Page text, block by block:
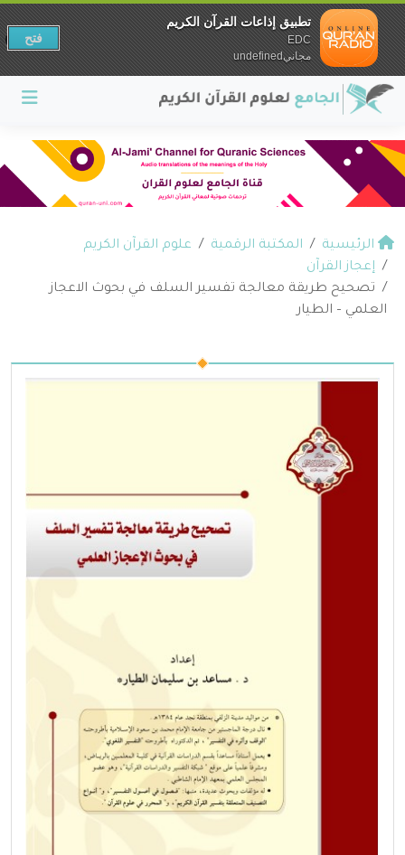
الرئيسية المكتبة الرقمية
علوم القرآن الكريم
إعجاز القرآن
تصحيح طريقة معالجة تفسير السلف في بحوث الاعجاز
العلمي – الطيار
تطبيق إذاعات القرآن الكريم
EDC
مجانيundefined
فتح